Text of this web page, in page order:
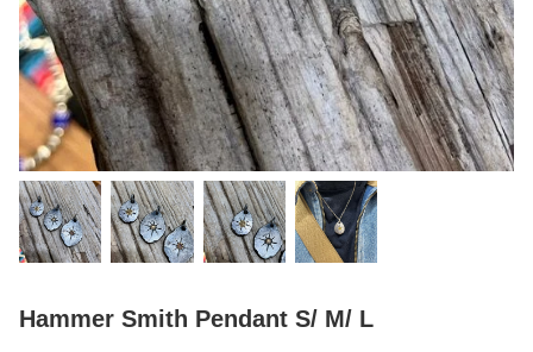
Hammer Smith Pendant S/ M/ L